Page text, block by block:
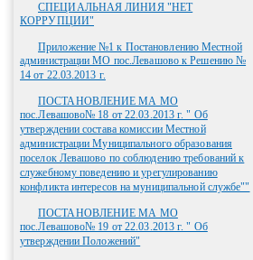
СПЕЦИАЛЬНАЯ ЛИНИЯ "НЕТ
КОРРУПЦИИ"
Приложение №1 к Постановлению Местной
администрации МО пос.Левашово к Решению №
14 от 22.03.2013 г.
ПОСТАНОВЛЕНИЕ МА МО
пос.Левашово№ 18 от 22.03.2013 г. " Об
утверждении состава комиссии Местной
администрации Муниципального образования
поселок Левашово по соблюдению требований к
служебному поведению и урегулированию
конфликта интересов на муниципальной службе""
ПОСТАНОВЛЕНИЕ МА МО
пос.Левашово№ 19 от 22.03.2013 г. " Об
утверждении Положений"